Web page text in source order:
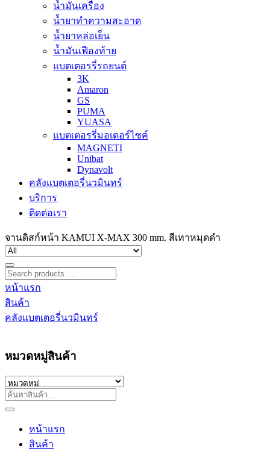
น้ำมันเครื่อง
น้ำยาทำความสะอาด
น้ำยาหล่อเย็น
น้ำมันเฟืองท้าย
แบตเตอรรี่รถยนต์
3K
Amaron
GS
PUMA
YUASA
แบตเตอรรี่มอเตอร์ไซค์
MAGNETI
Unibat
Dynavolt
คลังแบตเตอรี่นวมินทร์
บริการ
ติดต่อเรา
จานดิสก์หน้า KAMUI X-MAX 300 mm. สีเทาหมุดดำ
หน้าแรก
สินค้า
คลังแบตเตอรี่นวมินทร์
หมวดหมู่สินค้า
หน้าแรก
สินค้า